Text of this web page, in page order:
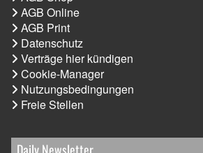
AGB Online
AGB Print
Datenschutz
Verträge hier kündigen
Cookie-Manager
Nutzungsbedingungen
Freie Stellen